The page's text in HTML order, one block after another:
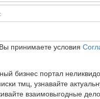
принимаете условия
бизнес портал
тмц, узнавайте
взаимовыгодные